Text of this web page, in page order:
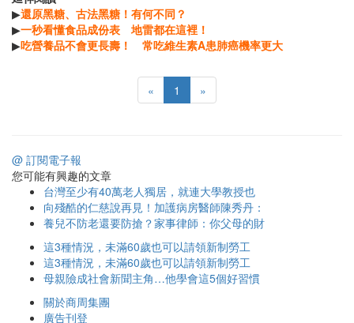
▶還原黑糖、古法黑糖！有何不同？
▶一秒看懂食品成份表 地雷都在這裡！
▶吃營養品不會更長壽！ 常吃維生素A患肺癌機率更大
« 1 »
@ 訂閱電子報
您可能有興趣的文章
台灣至少有40萬老人獨居，就連大學教授也
向殘酷的仁慈說再見！加護病房醫師陳秀丹：
養兒不防老還要防搶？家事律師：你父母的財
這3種情況，未滿60歲也可以請領新制勞工
這3種情況，未滿60歲也可以請領新制勞工
母親險成社會新聞主角…他學會這5個好習慣
關於商周集團
廣告刊登